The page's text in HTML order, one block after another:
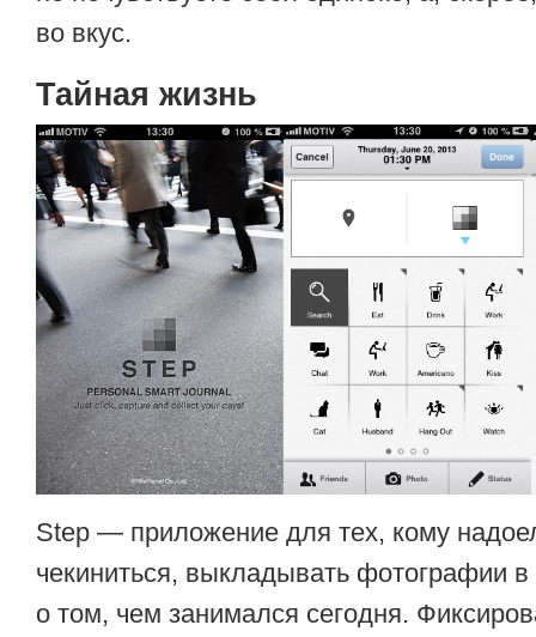
во вкус.
Тайная жизнь
Step — приложение для тех, кому
чекиниться, выкладывать фотографии в
о том, чем занимался сегодня.